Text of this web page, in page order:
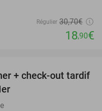
Régulier 30,70€
18,90€
34%
+ check-out tardif